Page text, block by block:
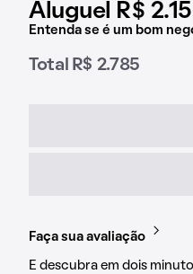
Aluguel R$
Entenda se é um bom
Total R$ 2.785
Faça sua avaliação
E descubra em dois